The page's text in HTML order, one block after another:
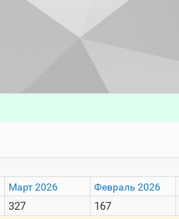
Март 2026
327
Февраль 2026
167